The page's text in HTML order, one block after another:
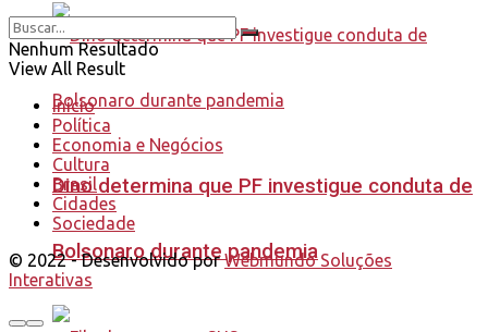
Dino determina que PF investigue conduta de
Bolsonaro durante pandemia
Nenhum Resultado
View All Result
Início
Política
Economia e Negócios
Cultura
Brasil
Cidades
Sociedade
© 2022 - Desenvolvido porWebmundo Soluções
Interativas